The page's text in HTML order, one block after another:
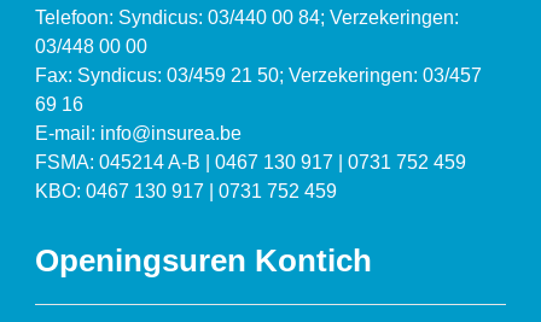
Telefoon: Syndicus: 03/440 00 84; Verzekeringen:
03/448 00 00
Fax: Syndicus: 03/459 21 50; Verzekeringen: 03/457
69 16
E-mail: info@insurea.be
FSMA: 045214 A-B | 0467 130 917 | 0731 752 459
KBO: 0467 130 917 | 0731 752 459
Openingsuren Kontich